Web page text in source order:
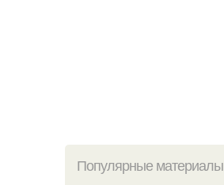
Популярные материалы